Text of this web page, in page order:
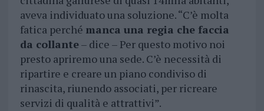
aveva individuato una soluzione. “C’è molta
fatica perché manca una regia che faccia
da collante– dice – Per questo motivo noi
presto apriremo una sede. C’è necessità di
ripartire e creare un piano condiviso di
rinascita, riunendo associati, per ricreare
servizi di qualità e attrattivi”.